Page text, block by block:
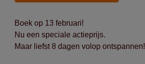
Boek op 13 februari!
Nu een speciale actieprijs.
Maar liefst 8 dagen volop ontspannen!